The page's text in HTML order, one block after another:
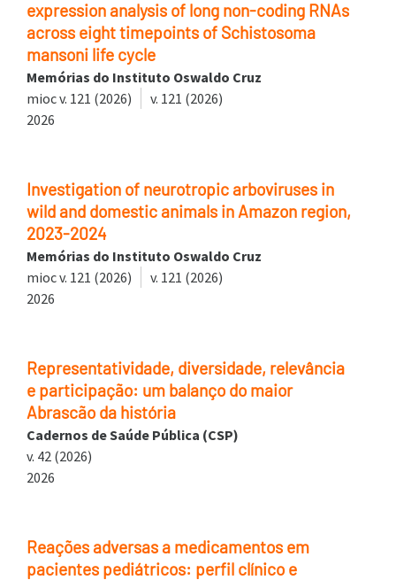
expression analysis of long non-coding RNAs
across eight timepoints of Schistosoma
mansoni life cycle
Memórias do Instituto Oswaldo Cruz
mioc v. 121 (2026)
v. 121 (2026)
2026
Investigation of neurotropic arboviruses in
wild and domestic animals in Amazon region,
2023-2024
Memórias do Instituto Oswaldo Cruz
mioc v. 121 (2026)
v. 121 (2026)
2026
Representatividade, diversidade, relevância
e participação: um balanço do maior
Abrascão da história
Cadernos de Saúde Pública (CSP)
v. 42 (2026)
2026
Reações adversas a medicamentos em
pacientes pediátricos: perfil clínico e